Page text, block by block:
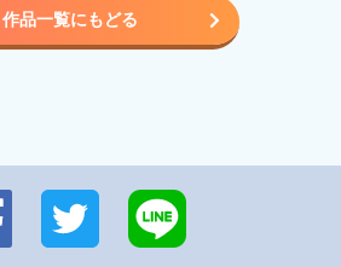
作品一覧にもどる